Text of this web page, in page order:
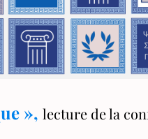
», lecture de la